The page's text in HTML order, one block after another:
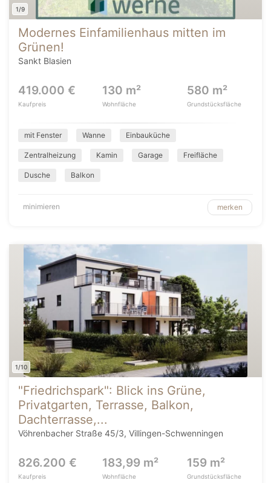
1/9
Modernes Einfamilienhaus mitten im
Grünen!
Sankt Blasien
419.000 €
Kaufpreis
130 m²
Wohnfläche
580 m²
Grundstücksfläche
mit Fenster Wanne Einbauküche
Zentralheizung Kamin Garage Freifläche
Dusche Balkon
minimieren merken
1/10
"Friedrichspark": Blick ins Grüne,
Privatgarten, Terrasse, Balkon,
Dachterrasse,...
Vöhrenbacher Straße 45/3, Villingen-Schwenningen
826.200 €
Kaufpreis
183,99 m²
Wohnfläche
159 m²
Grundstücksfläche